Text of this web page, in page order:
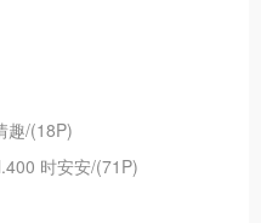
趣/(18P)
时安安/(71P)